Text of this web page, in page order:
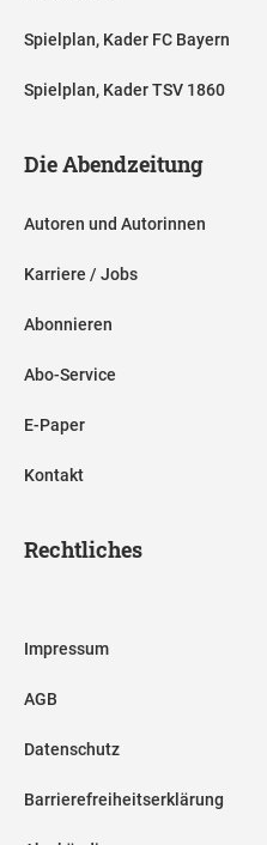
Spielplan, Kader FC Bayern
Spielplan, Kader TSV 1860
Die Abendzeitung
Autoren und Autorinnen
Karriere / Jobs
Abonnieren
Abo-Service
E-Paper
Kontakt
Rechtliches
Impressum
AGB
Datenschutz
Barrierefreiheitserklärung